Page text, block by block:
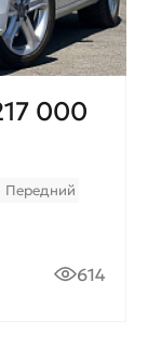
000
Передний
614